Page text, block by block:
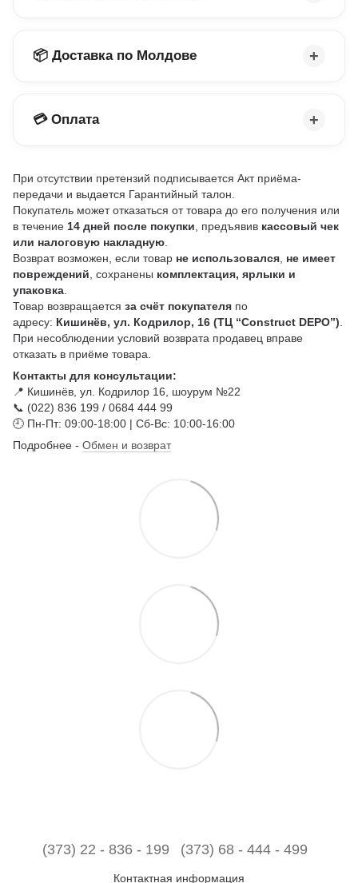
📦 Доставка по Молдове
💳 Оплата
При отсутствии претензий подписывается Акт приёма-
передачи и выдается Гарантийный талон.
Покупатель может отказаться от товара до его получения или
в течение 14 дней после покупки , предъявив кассовый чек
или налоговую накладную
Возврат возможен, если товар не использовался не имеет
повреждений , сохранены комплектация, ярлыки и
упаковка
Товар возвращается за счёт покупателя по
адресу: Кишинёв, ул. Кодрилор, 16 (ТЦ “Construct DEPO”)
При несоблюдении условий возврата продавец вправе
отказать в приёме товара.
Контакты для консультации:
📍 Кишинёв, ул. Кодрилор 16, шоурум №22
📞 (022) 836 199 / 0684 444 99
🕘 Пн-Пт: 09:00-18:00 | Сб-Вс: 10:00-16:00
Подробнее - Обмен и возврат
(373) 22 - 836 - 199 (373) 68 - 444 - 499
Контактная информация